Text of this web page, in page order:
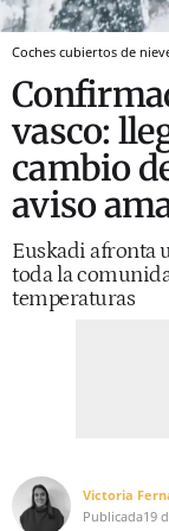
Coches cubiertos de
vasco:
cambio
aviso
Euskadi afronta
toda la
temperaturas
Victoria
Publicada19